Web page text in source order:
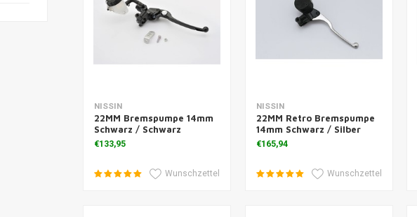
Zusatzinformation
NISSIN
22MM Bremspumpe 14mm
Schwarz / Schwarz
€133,95
Wunschzettel
Zusatzinformation
NISSIN
22MM Retro Bremspumpe
14mm Schwarz / Silber
€165,94
Wunschzettel